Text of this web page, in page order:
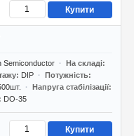
Купити
Semiconductor
На складі
DIP
Потужність
Напруга стабілізації
DO-35
Купити